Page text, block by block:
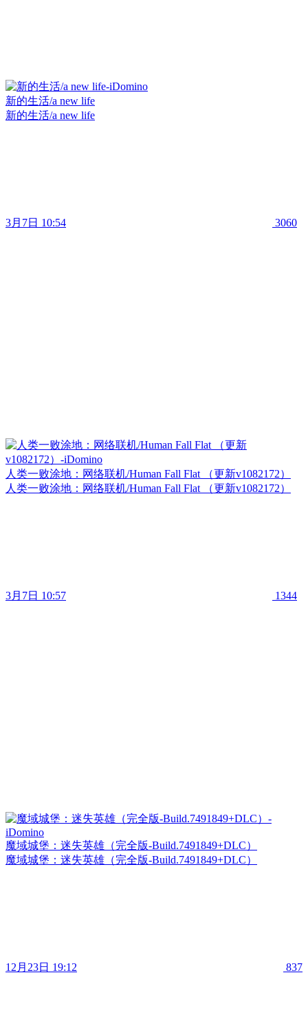
新的生活/a new life
新的生活/a new life
3月7日 10:54 3060
人类一败涂地：网络联机/Human Fall Flat （更新v1082172）
人类一败涂地：网络联机/Human Fall Flat （更新v1082172）
3月7日 10:57 1344
魔域城堡：迷失英雄（完全版-Build.7491849+DLC）
魔域城堡：迷失英雄（完全版-Build.7491849+DLC）
12月23日 19:12 837